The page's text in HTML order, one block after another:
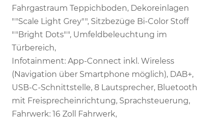
Fahrgastraum Teppichboden, Dekoreinlagen
""Scale Light Grey"", Sitzbezüge Bi-Color Stoff
""Bright Dots"", Umfeldbeleuchtung im
Türbereich,
Infotainment: App-Connect inkl. Wireless
(Navigation über Smartphone möglich), DAB+,
USB-C-Schnittstelle, 8 Lautsprecher, Bluetooth
mit Freisprecheinrichtung, Sprachsteuerung,
Fahrwerk: 16 Zoll Fahrwerk,